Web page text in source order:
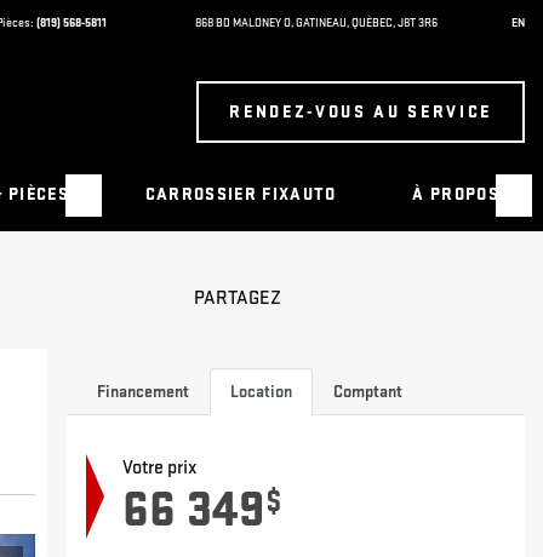
(819) 568-5811 868 BD MALONEY O,GATINEAU,QUÉBEC,J8T 3R6 EN
RENDEZ-VOUS AU SERVICE
PIÈCES CARROSSIER FIXAUTO À PROPOS
PARTAGEZ
Financement Location Comptant
Votre prix
66 349$